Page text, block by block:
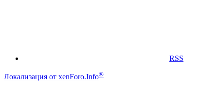
RSS
Локализация от xenForo.Info®